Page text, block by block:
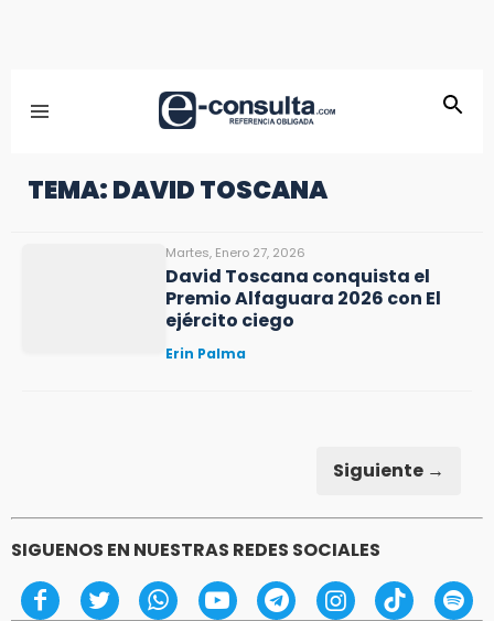
TEMA: DAVID TOSCANA
Martes, Enero 27, 2026
David Toscana conquista el
Premio Alfaguara 2026 con El
ejército ciego
Erin Palma
Siguiente →
SIGUENOS EN NUESTRAS REDES SOCIALES